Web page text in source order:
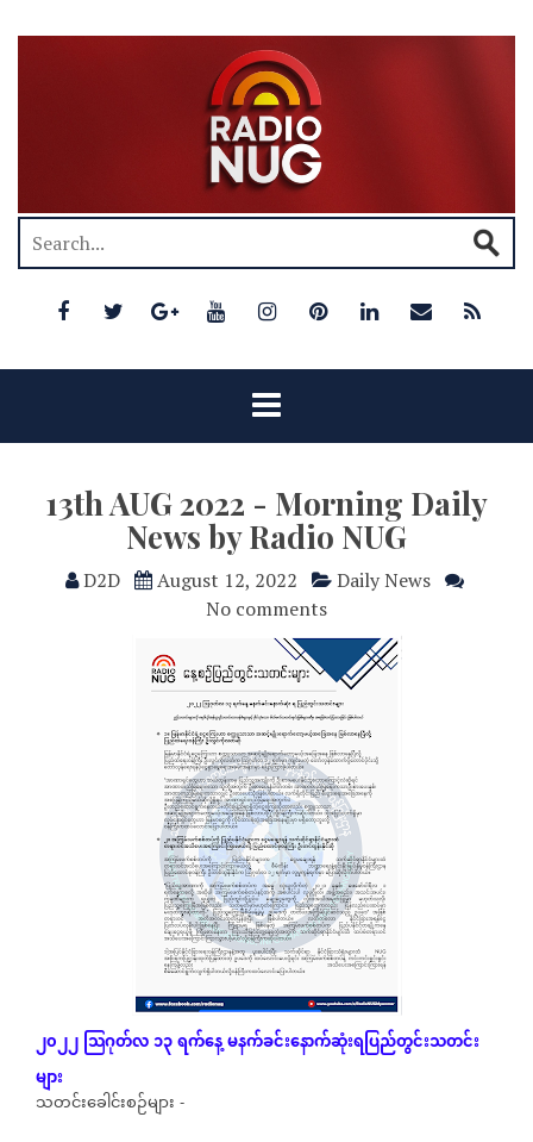
13th AUG 2022 - Morning Daily
News by Radio NUG
D2D August 12, 2022
Daily News
No comments
၂၀၂၂သြဂုတ်လ၁၃ရက်နေ့မနက်ခင်းနောက်ဆုံးရပြည်တွင်းသတင်း
များ
သတင်းခေါင်းစဉ်များ -